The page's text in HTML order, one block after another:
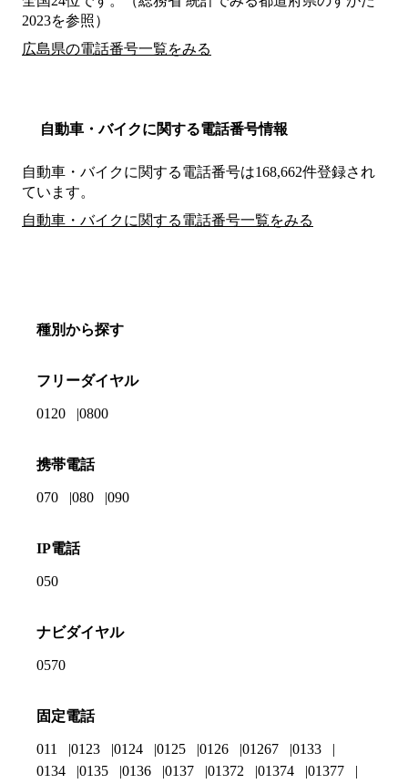
2023を参照）
広島県の電話番号一覧をみる
自動車・バイクに関する電話番号情報
自動車・バイクに関する電話番号は168,662件登録され
ています。
自動車・バイクに関する電話番号一覧をみる
種別から探す
フリーダイヤル
0120 0800
携帯電話
070 080 090
IP電話
050
ナビダイヤル
0570
固定電話
011 0123 0124 0125 0126 01267
0133
0134
0135 0136 0137 01372 01374
01377